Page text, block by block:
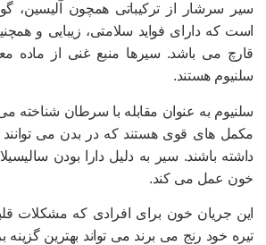
سرشار از ترکیباتی همچون آلیسین،
که دارای فواید سلامتی، زیبایی و همچنین
می باشد. سیرها منبع غنی از ماده
هستند.
های قوی هستند که در بدن می توانند
باشند. سیر به دلیل دارا بودن سالیسیلات
عمل می کند.
جریان خون برای افرادی که مشکلات
خود رنج می برند می تواند بهترین گزینه